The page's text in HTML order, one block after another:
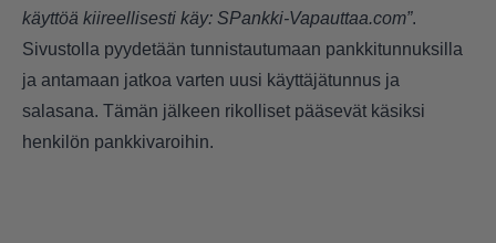
käyttöä kiireellisesti käy: SPankki-Vapauttaa.com”.
Sivustolla pyydetään tunnistautumaan pankkitunnuksilla
ja antamaan jatkoa varten uusi käyttäjätunnus ja
salasana. Tämän jälkeen rikolliset pääsevät käsiksi
henkilön pankkivaroihin.